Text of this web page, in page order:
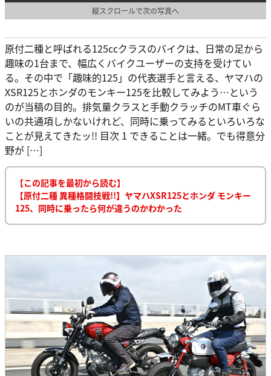
縦スクロールで次の写真へ
原付二種と呼ばれる125ccクラスのバイクは、日常の足から
趣味の1台まで、幅広くバイクユーザーの支持を受けてい
る。その中で「趣味的125」の代表選手と言える、ヤマハの
XSR125とホンダのモンキー125を比較してみよう…という
のが当稿の目的。排気量クラスと手動クラッチのMT車ぐら
いの共通項しかないけれど、同時に乗ってみるといろいろな
ことが見えてきたッ!! 目次 1 できることは一緒。でも得意分
野が […]
【この記事を最初から読む】
【原付二種 異種格闘技戦!!】ヤマハXSR125とホンダ モンキー
125、同時に乗ったら何が違うのかわかった